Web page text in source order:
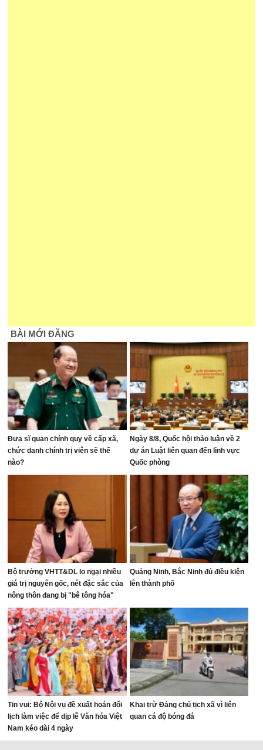
BÀI MỚI ĐĂNG
Đưa sĩ quan chính quy về cấp xã,
chức danh chính trị viên sẽ thế
nào?
Ngày 8/8, Quốc hội thảo luận về 2
dự án Luật liên quan đến lĩnh vực
Quốc phòng
Bộ trưởng VHTT&DL lo ngại nhiều
giá trị nguyên gốc, nét đặc sắc của
nông thôn đang bị "bê tông hóa"
Quảng Ninh, Bắc Ninh đủ điều kiện
lên thành phố
Tin vui: Bộ Nội vụ đề xuất hoán đổi
lịch làm việc để dịp lễ Văn hóa Việt
Nam kéo dài 4 ngày
Khai trừ Đảng chủ tịch xã vì liên
quan cá độ bóng đá